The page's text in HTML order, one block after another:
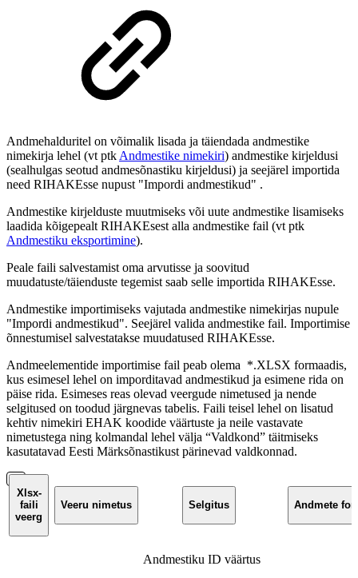
Andmehalduritel on võimalik lisada ja täiendada andmestike
nimekirja lehel (vt ptk Andmestike nimekiri) andmestike kirjeldusi
(sealhulgas seotud andmesõnastiku kirjeldusi) ja seejärel importida
need RIHAKEsse nupust "Impordi andmestikud" .
Andmestike kirjelduste muutmiseks või uute andmestike lisamiseks
laadida kõigepealt RIHAKEsest alla andmestike fail (vt ptk
Andmestiku eksportimine).
Peale faili salvestamist oma arvutisse ja soovitud
muudatuste/täienduste tegemist saab selle importida RIHAKEsse.
Andmestike importimiseks vajutada andmestike nimekirjas nupule
"Impordi andmestikud". Seejärel valida andmestike fail. Importimise
õnnestumisel salvestatakse muudatused RIHAKEsse.
Andmeelementide importimise fail peab olema *.XLSX formaadis,
kus esimesel lehel on imporditavad andmestikud ja esimene rida on
päise rida. Esimeses reas olevad veergude nimetused ja nende
selgitused on toodud järgnevas tabelis. Faili teisel lehel on lisatud
kehtiv nimekiri EHAK koodide väärtuste ja neile vastavate
nimetustega ning kolmandal lehel välja “Valdkond” täitmiseks
kasutatavad Eesti Märksõnastikust pärinevad valdkonnad.
Xlsx-
faili
veerg
Veeru nimetus Selgitus Andmete
Andmestiku ID väärtus